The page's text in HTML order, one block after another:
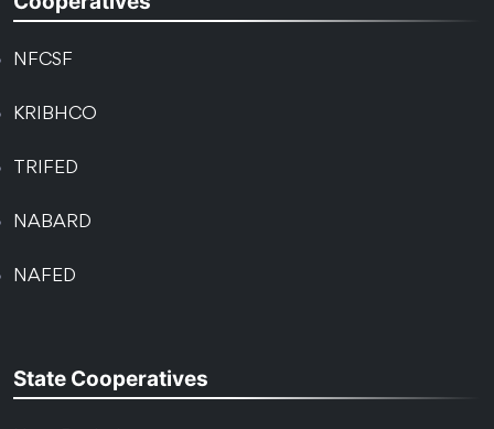
NFCSF
KRIBHCO
TRIFED
NABARD
NAFED
State Cooperatives